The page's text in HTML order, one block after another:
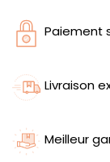
Paiement
Livraison
Meilleur